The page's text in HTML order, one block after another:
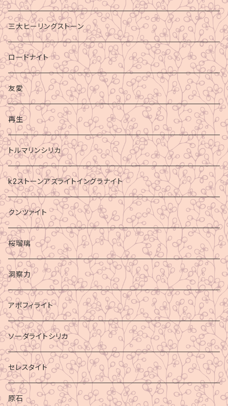
三大ヒーリングストーン
ロードナイト
友愛
再生
トルマリンシリカ
k2ストーンアズライトイングラナイト
クンツァイト
桜瑠璃
洞察力
アポフィライト
ソーダライトシリカ
セレスタイト
原石